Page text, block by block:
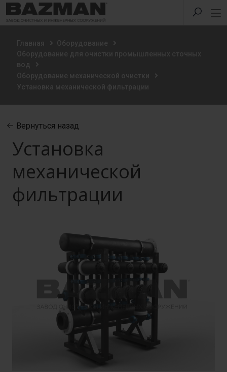
Главная
Оборудование
Оборудование для очистки промышленных сточных
вод
Оборудование механической очистки
Установка механической фильтрации
Вернуться назад
Установка
механической
фильтрации